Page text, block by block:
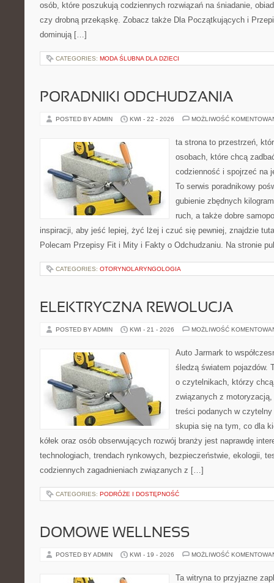
osób, które poszukują codziennych rozwiązań na śniadanie,
czy drobną przekąskę. Zobacz także Dla Początkujących i
dominują […]
CATEGORIES: MODA ŚLUBNA DLA DZIECI
PORADNIKI ODCHUDZANIA
POSTED BY ADMIN KWI - 22 - 2026 MOŻLIWOŚĆ
ta strona to przestrzeń,
osobach, które chcą
codzienność i spojrzeć na
To serwis poradnikowy
gubienie zbędnych
ruch, a także dobre
inspiracji, aby jeść lepiej, żyć lżej i czuć się pewniej, znajdzie
Polecam Przepisy Fit i Mity i Fakty o Odchudzaniu. Na stronie
CATEGORIES: OTORYNOLARYNGOLOGIA
ELEKTRYCZNA REWOLUCJA
POSTED BY ADMIN KWI - 21 - 2026 MOŻLIWOŚĆ
Auto Jarmark to
śledzą światem pojazdów.
o czytelnikach, którzy
związanych z
treści podanych w
skupia się na tym, co dla
kółek oraz osób obserwujących rozwój branży jest naprawdę
technologiach, trendach rynkowych, bezpieczeństwie, ekologii,
codziennych zagadnieniach związanych z […]
CATEGORIES: PODRÓŻE I DOSTĘPNOŚĆ
DOMOWE WELLNESS
POSTED BY ADMIN KWI - 19 - 2026 MOŻLIWOŚĆ
Ta witryna to przyjazne